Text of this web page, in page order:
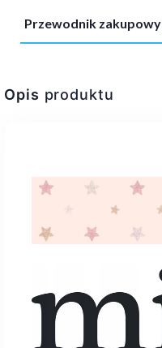
Przewodnik zakupowy
Opis produktu